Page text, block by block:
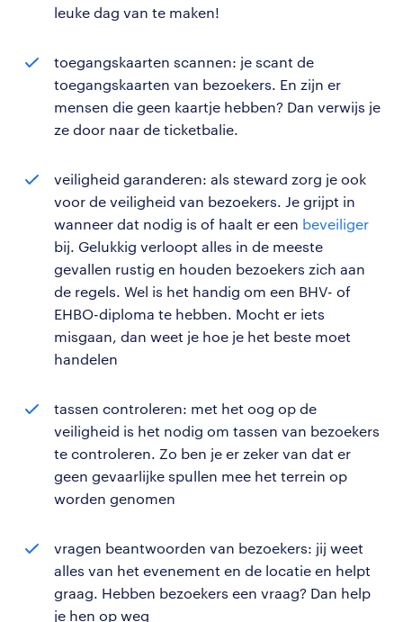
leuke dag van te maken!
toegangskaarten scannen: je scant de
toegangskaarten van bezoekers. En zijn er
mensen die geen kaartje hebben? Dan verwijs je
ze door naar de ticketbalie.
veiligheid garanderen: als steward zorg je ook
voor de veiligheid van bezoekers. Je grijpt in
wanneer dat nodig is of haalt er een beveiliger
bij. Gelukkig verloopt alles in de meeste
gevallen rustig en houden bezoekers zich aan
de regels. Wel is het handig om een BHV- of
EHBO-diploma te hebben. Mocht er iets
misgaan, dan weet je hoe je het beste moet
handelen
tassen controleren: met het oog op de
veiligheid is het nodig om tassen van bezoekers
te controleren. Zo ben je er zeker van dat er
geen gevaarlijke spullen mee het terrein op
worden genomen
vragen beantwoorden van bezoekers: jij weet
alles van het evenement en de locatie en helpt
graag. Hebben bezoekers een vraag? Dan help
je hen op weg